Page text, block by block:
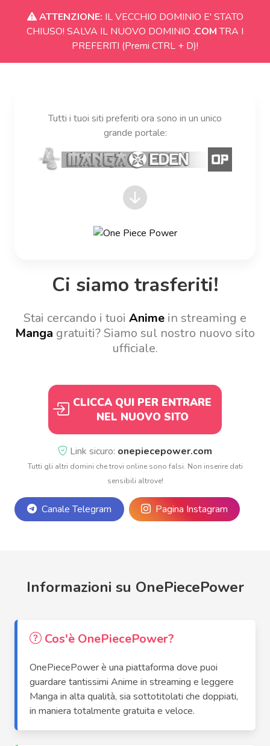
ATTENZIONE: IL VECCHIO DOMINIO E' STATO
CHIUSO! SALVA IL NUOVO DOMINIO .COMTRA I
PREFERITI (Premi CTRL + D)!
Tutti i tuoi siti preferiti ora sono in un unico
grande portale:
Ci siamo trasferiti!
Stai cercando i tuoi Anime in streaming e
Manga gratuiti? Siamo sul nostro nuovo sito
ufficiale.
CLICCA QUI PER ENTRARE
NEL NUOVO SITO
Link sicuro: onepiecepower.com
Tutti gli altri domini che trovi online sono falsi. Non inserire dati
sensibili altrove!
Canale Telegram Pagina Instagram
Informazioni su OnePiecePower
Cos'è OnePiecePower?
OnePiecePower è una piattaforma dove puoi
guardare tantissimi Anime in streaming e leggere
Manga in alta qualità, sia sottotitolati che doppiati,
in maniera totalmente gratuita e veloce.